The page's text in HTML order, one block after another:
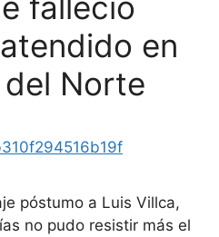
en
Norte
póstumo a Luis Villca,
no pudo resistir más el